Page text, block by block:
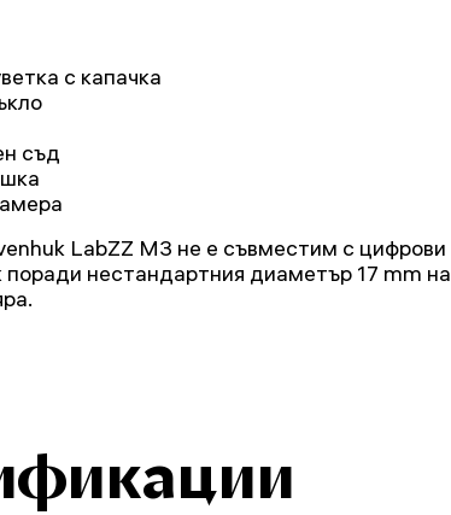
с капачка
съд
LabZZ M3 не е съвместим с цифрови
нестандартния диаметър 17 mm на